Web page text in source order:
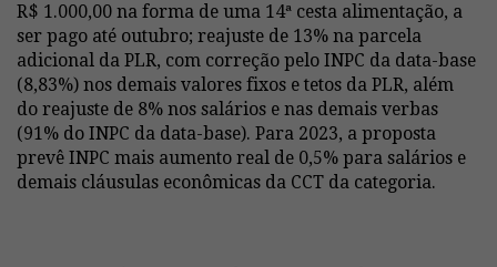
R$ 1.000,00 na forma de uma 14ª cesta alimentação, a
ser pago até outubro; reajuste de 13% na parcela
adicional da PLR, com correção pelo INPC da data-base
(8,83%) nos demais valores fixos e tetos da PLR, além
do reajuste de 8% nos salários e nas demais verbas
(91% do INPC da data-base). Para 2023, a proposta
prevê INPC mais aumento real de 0,5% para salários e
demais cláusulas econômicas da CCT da categoria.